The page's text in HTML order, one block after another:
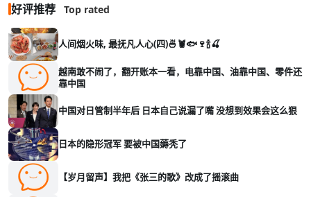
好评推荐 Top rated
人间烟火味, 最抚凡人心(四)🍜🦞🐟🍷🍾🍒
越南敢不闹了，翻开账本一看，电靠中国、油靠中国、零件还
靠中国
中国对日管制半年后 日本自己说漏了嘴 没想到效果会这么狠
日本的隐形冠军 要被中国薅秃了
【岁月留声】我把《张三的歌》改成了摇滚曲